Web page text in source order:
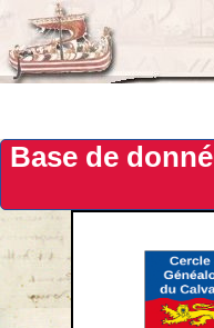
Base de